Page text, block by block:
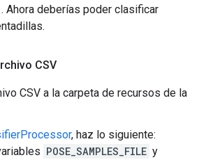
Ahora deberías poder clasificar
CSV
CSV a la carpeta de recursos de la
, haz lo siguiente:
POSE_SAMPLES_FILE y